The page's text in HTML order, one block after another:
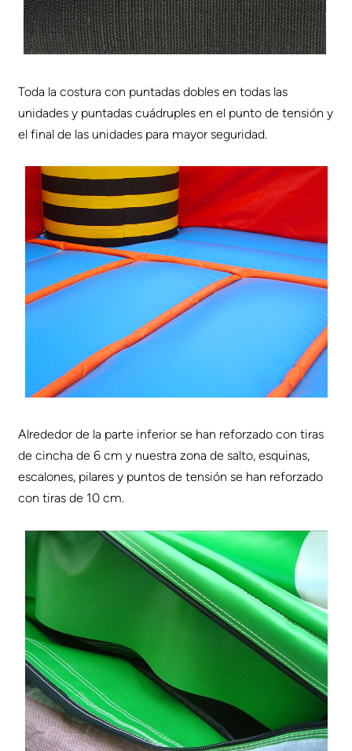
Toda la costura con puntadas dobles en todas las
unidades y puntadas cuádruples en el punto de tensión y
el final de las unidades para mayor seguridad.
Alrededor de la parte inferior se han reforzado con tiras
de cincha de 6 cm y nuestra zona de salto, esquinas,
escalones, pilares y puntos de tensión se han reforzado
con tiras de 10 cm.